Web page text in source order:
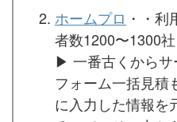
ホームプロ ・・
者数1200〜1300社
▶︎ 一番古くからサ
フォーム一括見積
に入力した情報を